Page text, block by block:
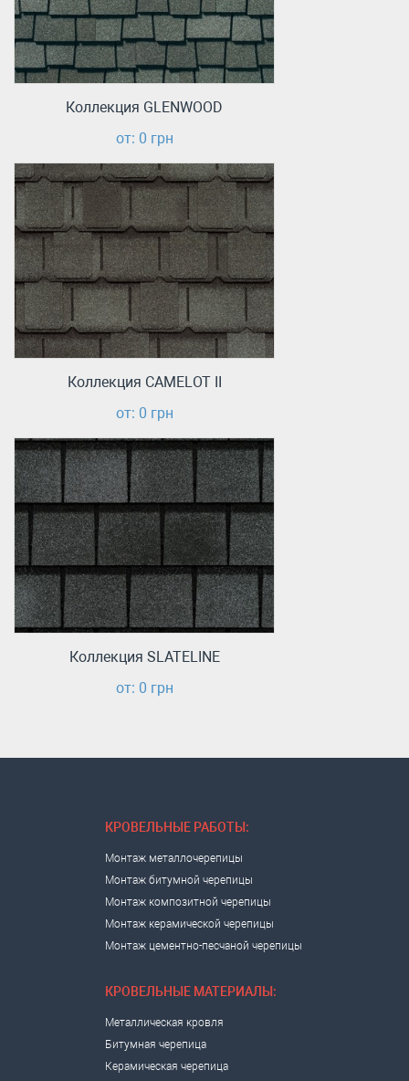
Коллекция GLENWOOD
от: 0 грн
Коллекция CAMELOT II
от: 0 грн
Коллекция SLATELINE
от: 0 грн
КРОВЕЛЬНЫЕ РАБОТЫ:
Монтаж металлочерепицы
Монтаж битумной черепицы
Монтаж композитной черепицы
Монтаж керамической черепицы
Монтаж цементно-песчаной черепицы
КРОВЕЛЬНЫЕ МАТЕРИАЛЫ:
Металлическая кровля
Битумная черепица
Керамическая черепица